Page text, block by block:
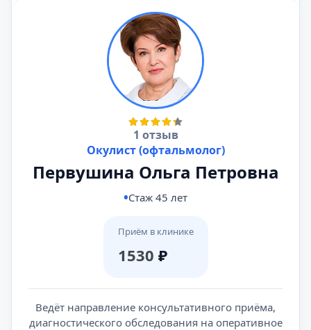
1 отзыв
Окулист (офтальмолог)
Первушина Ольга Петровна
Стаж 45 лет
Приём в клинике
1530 ₽
Ведёт направление консультативного приёма,
диагностического обследования на оперативное